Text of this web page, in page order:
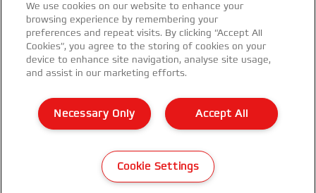
Otisk
Správa mých dat
Prohlášení o shodě
Záruční podmínky
Mapa stránek
Zákaznická podpora
©2026 ACCO Brands
We use cookies on our website to enhance your
browsing experience by remembering your
preferences and repeat visits. By clicking “Accept All
Cookies”, you agree to the storing of cookies on your
device to enhance site navigation, analyse site usage,
and assist in our marketing efforts.
Accept All
Necessary Only
Cookie Settings